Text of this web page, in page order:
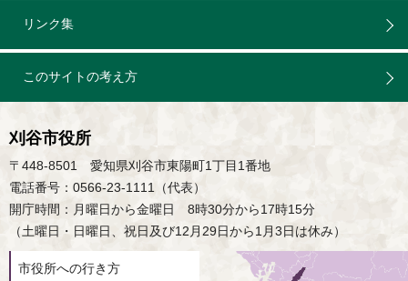
リンク集
このサイトの考え方
刈谷市役所
〒448-8501 愛知県刈谷市東陽町1丁目1番地
電話番号：0566-23-1111（代表）
開庁時間：月曜日から金曜日 8時30分から17時15分
（土曜日・日曜日、祝日及び12月29日から1月3日は休み）
市役所への行き方